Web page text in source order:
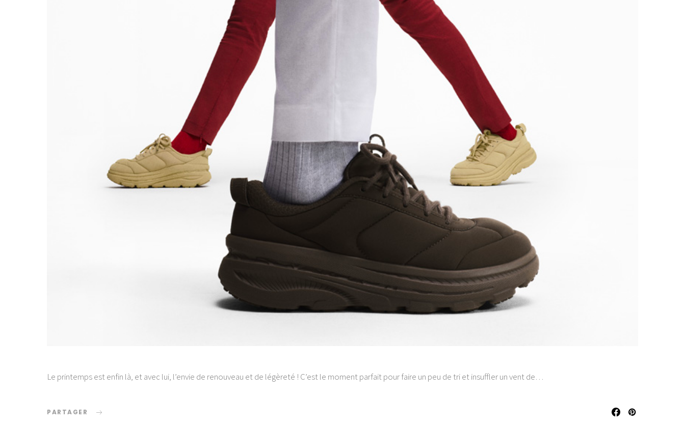
Le printemps est enfin là, et avec lui, l’envie de renouveau et de légèreté ! C’est le moment parfait pour faire un peu de tri et insuffler un vent de…
PARTAGER